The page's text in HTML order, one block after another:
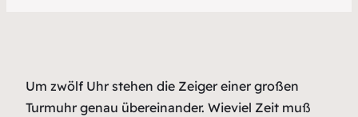
Um zwölf Uhr stehen die Zeiger einer großen
Turmuhr genau übereinander. Wieviel Zeit muß